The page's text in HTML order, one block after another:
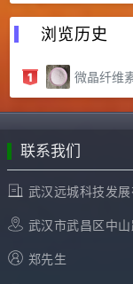
浏览历史
微晶纤维
联系我们
武汉远城科技发
武汉市武昌区中
郑先生